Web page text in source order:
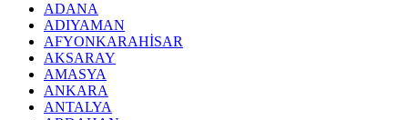
ADANA
ADIYAMAN
AFYONKARAHİSAR
AKSARAY
AMASYA
ANKARA
ANTALYA